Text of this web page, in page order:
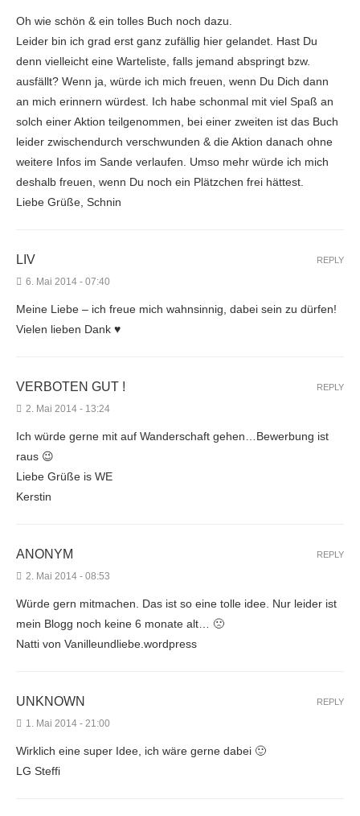
Oh wie schön & ein tolles Buch noch dazu.
Leider bin ich grad erst ganz zufällig hier gelandet. Hast Du
denn vielleicht eine Warteliste, falls jemand abspringt bzw.
ausfällt? Wenn ja, würde ich mich freuen, wenn Du Dich dann
an mich erinnern würdest. Ich habe schonmal mit viel Spaß an
solch einer Aktion teilgenommen, bei einer zweiten ist das Buch
leider zwischendurch verschwunden & die Aktion danach ohne
weitere Infos im Sande verlaufen. Umso mehr würde ich mich
deshalb freuen, wenn Du noch ein Plätzchen frei hättest.
Liebe Grüße, Schnin
LIV
6. Mai 2014 - 07:40
Meine Liebe – ich freue mich wahnsinnig, dabei sein zu dürfen!
Vielen lieben Dank ♥
REPLY
VERBOTEN GUT !
2. Mai 2014 - 13:24
Ich würde gerne mit auf Wanderschaft gehen…Bewerbung ist
raus 😉
Liebe Grüße is WE
Kerstin
REPLY
ANONYM
2. Mai 2014 - 08:53
Würde gern mitmachen. Das ist so eine tolle idee. Nur leider ist
mein Blogg noch keine 6 monate alt… 🙁
Natti von Vanilleundliebe.wordpress
REPLY
UNKNOWN
1. Mai 2014 - 21:00
Wirklich eine super Idee, ich wäre gerne dabei 🙂
LG Steffi
REPLY